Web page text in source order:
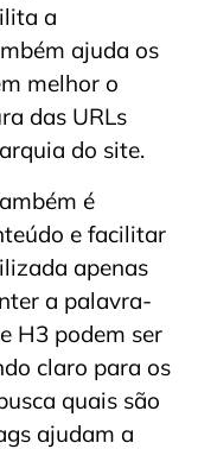
a
ajuda os
melhor o
das URLs
do site.
é
e facilitar
apenas
a palavra-
H3 podem ser
claro para os
quais são
ajudam a